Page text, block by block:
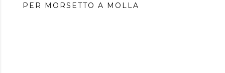
PER MORSETTO A MOLLA